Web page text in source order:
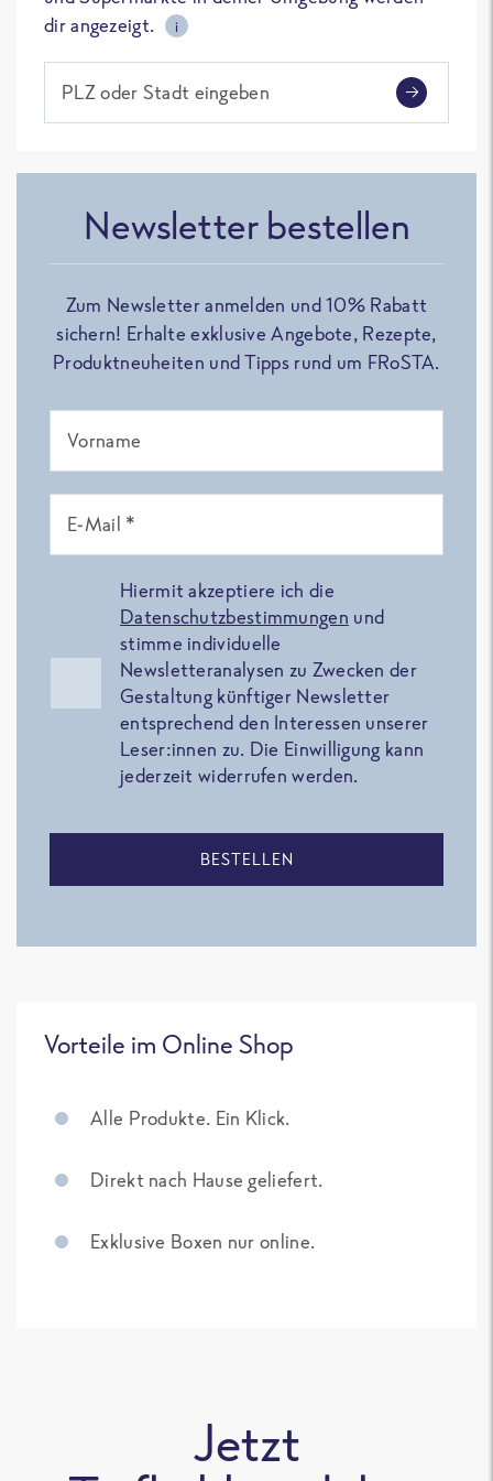
dir angezeigt.
i
PLZ oder Stadt eingeben
Newsletter bestellen
Zum Newsletter anmelden und 10% Rabatt
sichern! Erhalte exklusive Angebote, Rezepte,
Produktneuheiten und Tipps rund um FRoSTA.
Vorname
E-Mail *
Hiermit akzeptiere ich die
Datenschutzbestimmungen und
stimme individuelle
Newsletteranalysen zu Zwecken der
Gestaltung künftiger Newsletter
entsprechend den Interessen unserer
Leser:innen zu. Die Einwilligung kann
jederzeit widerrufen werden.
BESTELLEN
Vorteile im Online Shop
Alle Produkte. Ein Klick.
Direkt nach Hause geliefert.
Exklusive Boxen nur online.
Jetzt